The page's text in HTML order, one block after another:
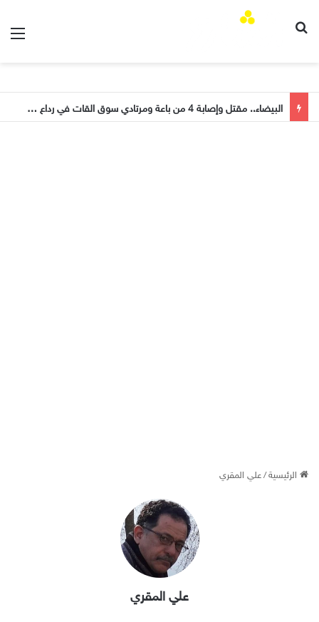
البيضاء.. مقتل وإصابة 4 من باعة ومرتادي سوق القات في رداع برصاص مسلحين حوثيين
الرئيسية/علي المقري
علي المقري